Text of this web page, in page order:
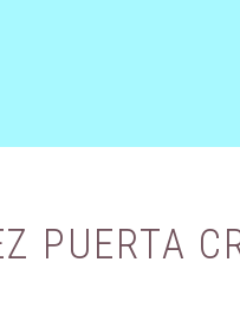
PUERTA